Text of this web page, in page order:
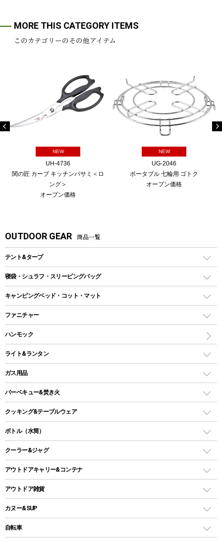
MORE THIS CATEGORY ITEMS
このカテゴリーのその他アイテム
NEW
UH-4736
関の匠 カーブ キッチンバサミ＜ロ
ング＞
オープン価格
NEW
UG-2046
ポータブル 七輪用 ゴトク
オープン価格
OUTDOOR GEAR 商品一覧
テント&タープ
テント
ツールームテント
ワンポールテント
シェルターテント
ロッジ型・オリジナルテント
タープ
スクエアタープ（レクタタープ）
メッシュタープ
自立式タープ
パラソル
テントアクセサリー
ペグ
グランドシート
寝袋・シュラフ・スリーピングバッグ
レクタングラー型（封筒型）シュラフ
インナーシュラフ
キャンピングベッド・コット・マット
キャンピングベッド・コット
インフレータブルマット
ファニチャー
アウトドアテーブル
レジャーシート
ハンモック
ライト&ランタン
LEDランタン
ガスランタン
オイルランタン
LEDライト
ヘッドライト
キャンドル
ガス用品
ガスバーナー
ガス缶
ガストーチ、ライター
バーベキュー&焚き火
バーベキューコンロ、グリル
焚き火台タイプ（ロースタイル）グリル
卓上タイプグリル
パーティータイプグリル
鉄板、アミ
焚き火台&ストーブ
クッキング&テーブルウェア
ダッチオーブン
ホットサンドメーカー
クッカーセット
シェラカップ
クッキングツール
ボトル（水筒）
ステンレスボトル
コップ付きタイプ
ワンタッチタイプ
プラスチックボトル
ディズニーボトル
クーラー&ジャグ
クーラーボックス
クーラーバッグ
ウォータージャグ
保冷剤
アウトドアキャリー&コンテナ
アウトドアキャリー
アウトドア雑貨
バックパック&バッグ
リュック、バックパック
カヌー&SUP
インフレータブル
自転車